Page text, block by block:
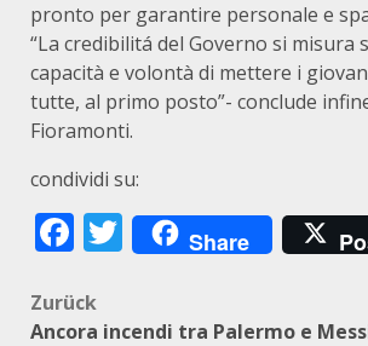
pronto per garantire personale e
“La credibilitá del Governo si misura
capacità e volontà di mettere i
tutte, al primo posto”- conclude
Fioramonti.
condividi su:
Facebook
Twitter
Share
Beitragsnavigation
Zurück
Ancora incendi tra Palermo e